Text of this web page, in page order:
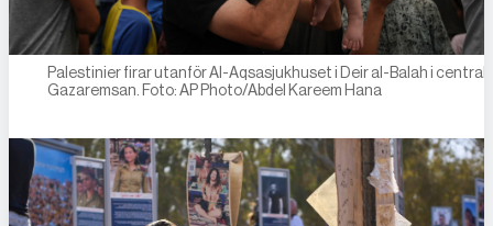
Palestinier firar utanför Al-Aqsasjukhuset i Deir al-Balah i
Gazaremsan. Foto: AP Photo/Abdel Kareem Hana